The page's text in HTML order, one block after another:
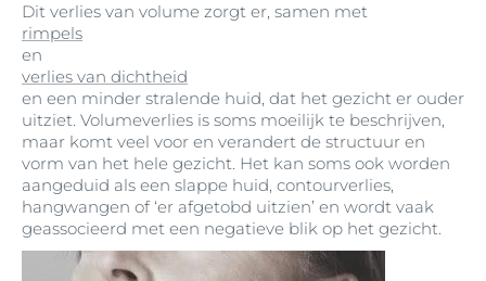
Dit verlies van volume zorgt er, samen met
rimpels
en
verlies van dichtheid
en een minder stralende huid, dat het gezicht er ouder
uitziet. Volumeverlies is soms moeilijk te beschrijven,
maar komt veel voor en verandert de structuur en
vorm van het hele gezicht. Het kan soms ook worden
aangeduid als een slappe huid, contourverlies,
hangwangen of ‘er afgetobd uitzien’ en wordt vaak
geassocieerd met een negatieve blik op het gezicht.